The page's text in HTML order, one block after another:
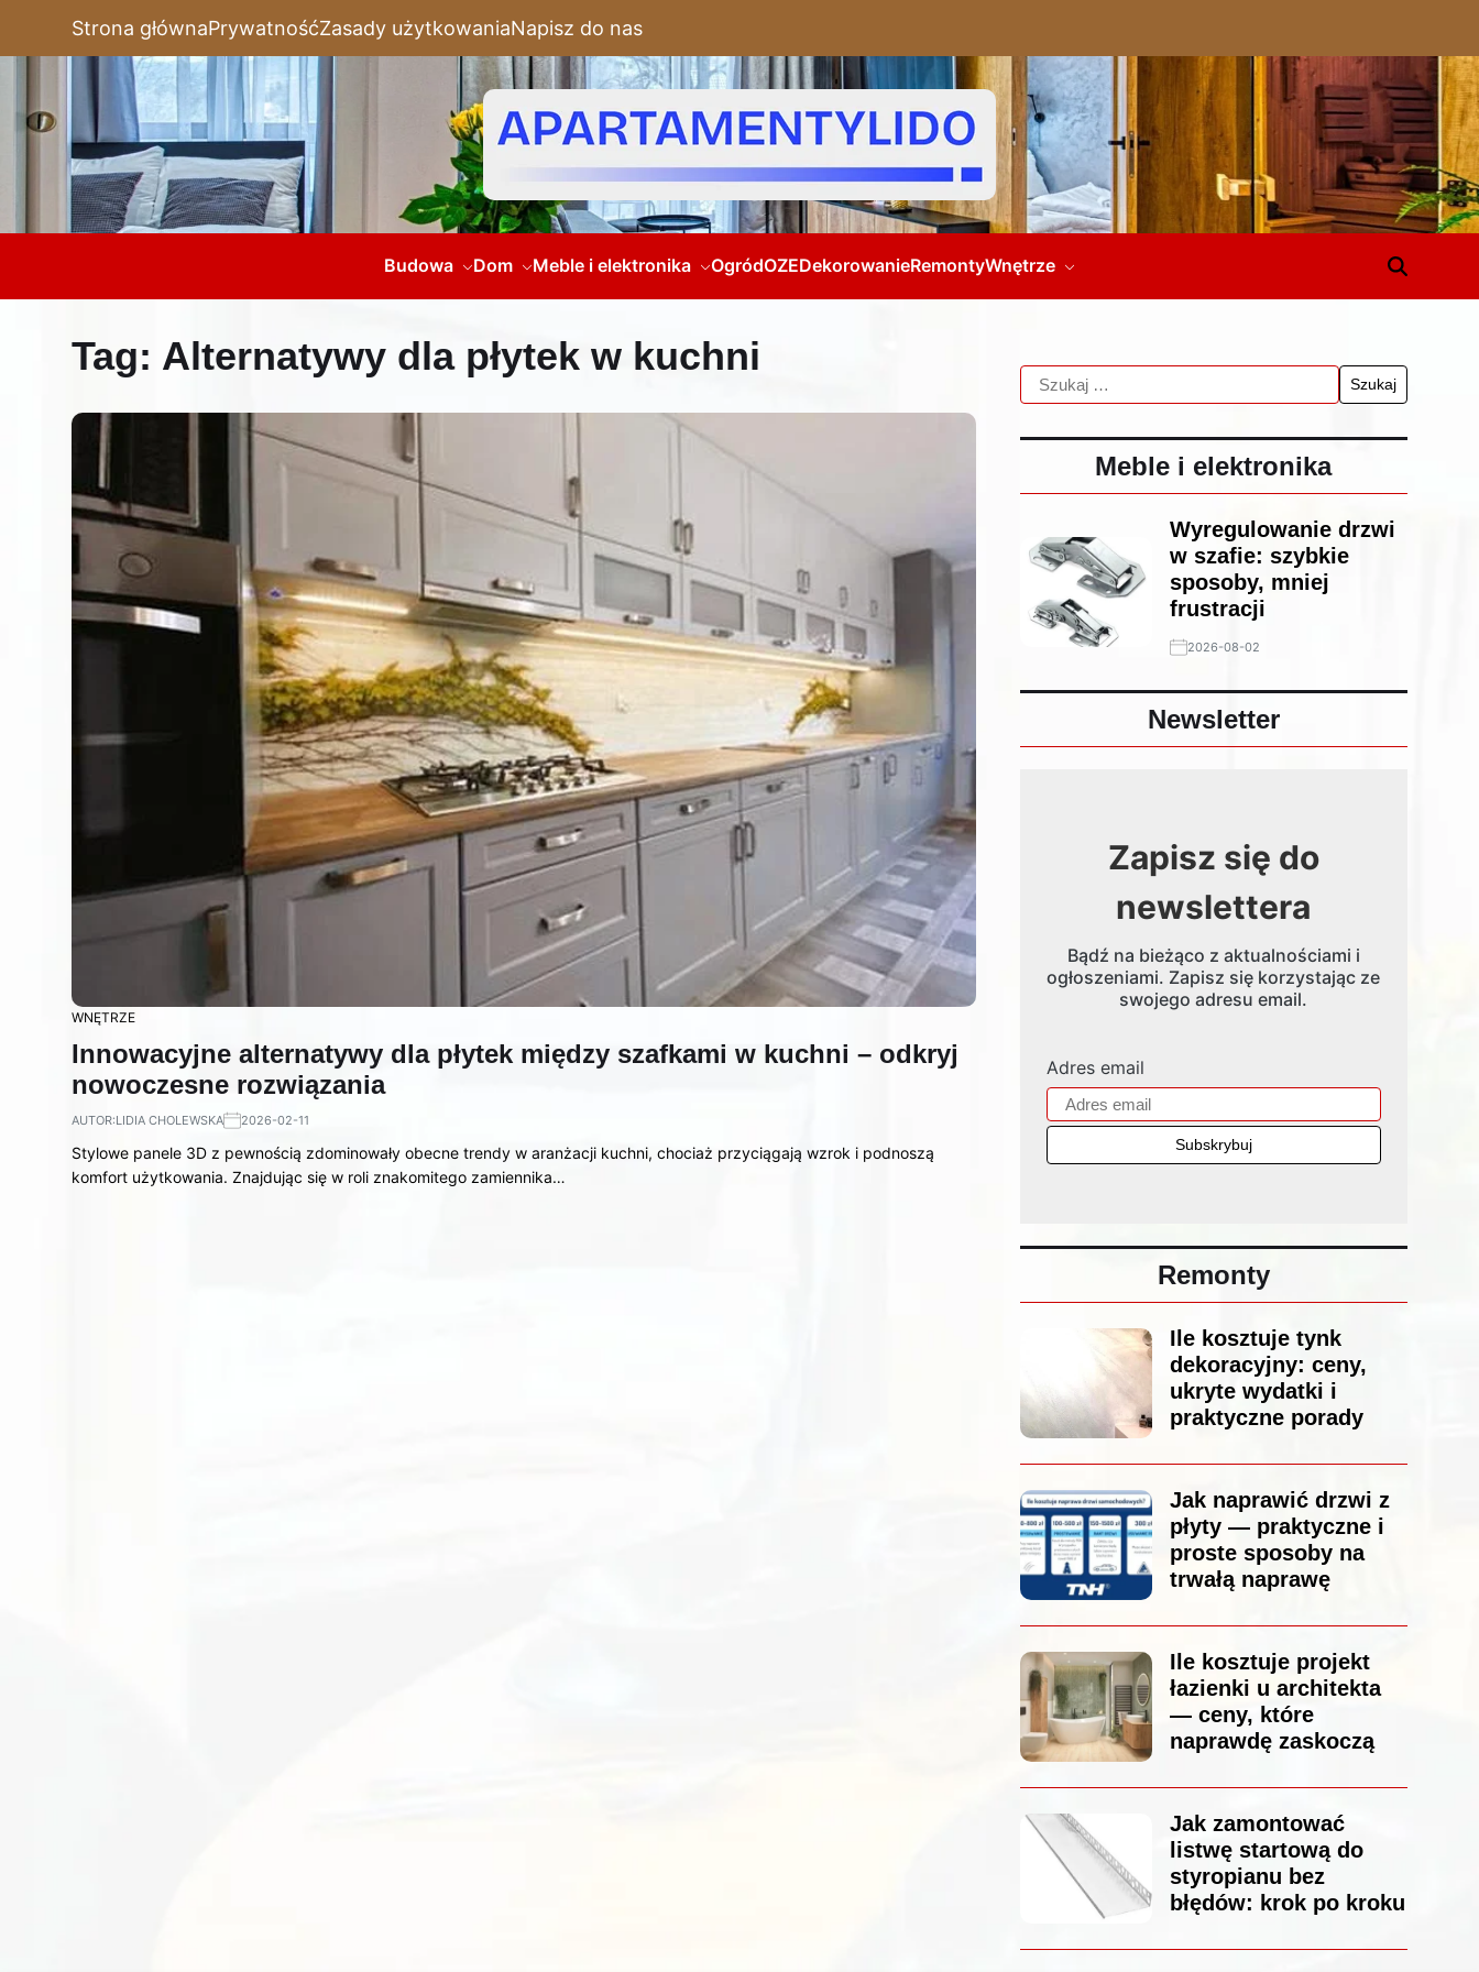
Strona głównaPrywatnośćZasady użytkowaniaNapisz do nas
Budowa Dom Meble i elektronika OgródOZEDekorowanieRemontyWnętrze
Tag: Alternatywy dla płytek w kuchni
WNĘTRZE
Innowacyjne alternatywy dla płytek między szafkami w kuchni – odkryj
nowoczesne rozwiązania
AUTOR:LIDIA CHOLEWSKA 2026-02-11
Stylowe panele 3D z pewnością zdominowały obecne trendy w aranżacji kuchni, chociaż przyciągają wzrok i podnoszą
komfort użytkowania. Znajdując się w roli znakomitego zamiennika…
Meble i elektronika
Wyregulowanie drzwi
w szafie: szybkie
sposoby, mniej
frustracji
2026-08-02
Newsletter
Zapisz się do
newslettera
Bądź na bieżąco z aktualnościami i
ogłoszeniami. Zapisz się korzystając ze
swojego adresu email.
Adres email
Remonty
Ile kosztuje tynk
dekoracyjny: ceny,
ukryte wydatki i
praktyczne porady
Jak naprawić drzwi z
płyty — praktyczne i
proste sposoby na
trwałą naprawę
Ile kosztuje projekt
łazienki u architekta
— ceny, które
naprawdę zaskoczą
Jak zamontować
listwę startową do
styropianu bez
błędów: krok po kroku